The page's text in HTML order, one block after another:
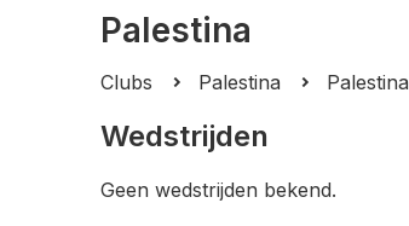
Palestina
Clubs Palestina Palestina
Wedstrijden
Geen wedstrijden bekend.